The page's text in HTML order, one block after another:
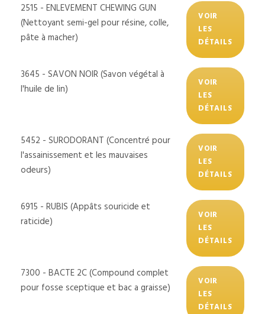
2515 - ENLEVEMENT CHEWING GUN
(Nettoyant semi-gel pour résine, colle,
pâte à macher)
VOIR
LES
DÉTAILS
3645 - SAVON NOIR (Savon végétal à
l'huile de lin)
VOIR
LES
DÉTAILS
5452 - SURODORANT (Concentré pour
l'assainissement et les mauvaises
odeurs)
VOIR
LES
DÉTAILS
6915 - RUBIS (Appâts souricide et
raticide)
VOIR
LES
DÉTAILS
7300 - BACTE 2C (Compound complet
pour fosse sceptique et bac a graisse)
VOIR
LES
DÉTAILS